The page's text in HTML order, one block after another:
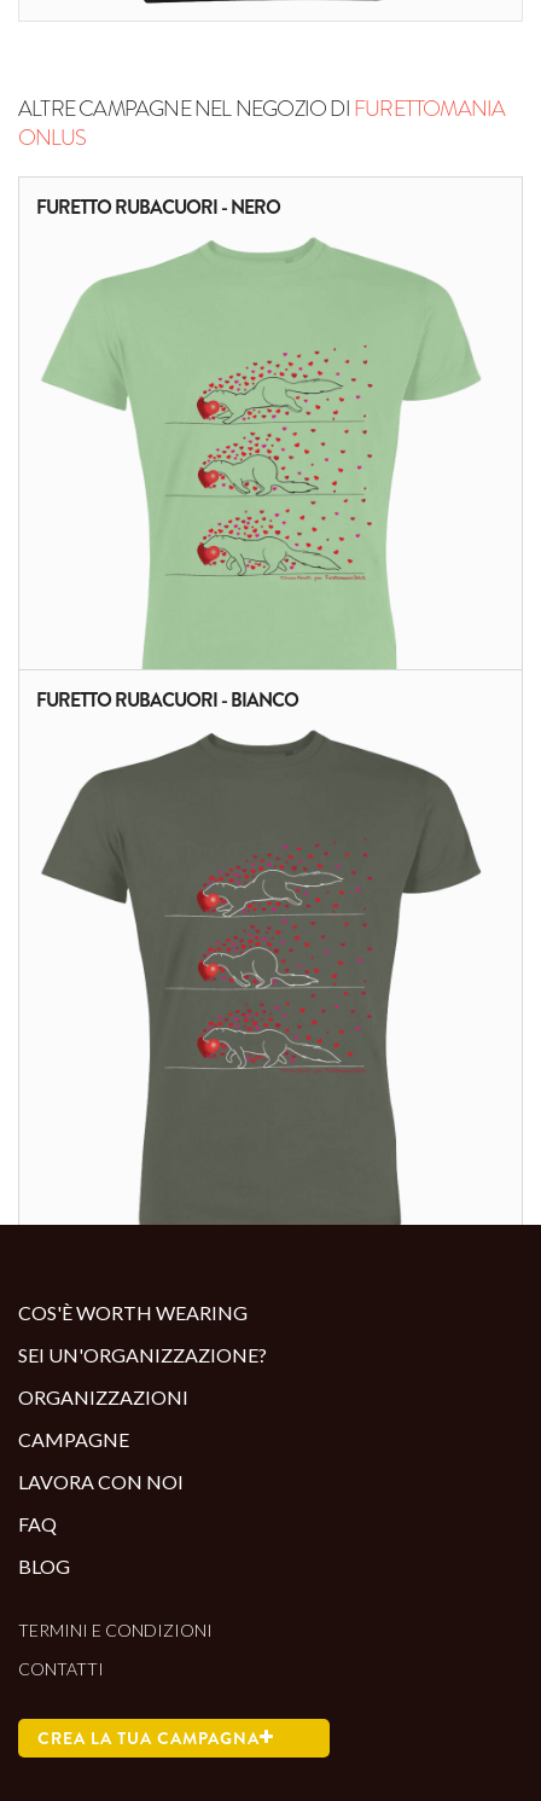
ALTRE CAMPAGNE NEL NEGOZIO DIFURETTOMANIA
ONLUS
FURETTO RUBACUORI - NERO
ALTRI PRODOTTI:
FURETTO RUBACUORI - BIANCO
COS'È WORTH WEARING
SEI UN'ORGANIZZAZIONE?
ORGANIZZAZIONI
CAMPAGNE
LAVORA CON NOI
FAQ
BLOG
TERMINI E CONDIZIONI
CONTATTI
CREA LA TUA CAMPAGNA